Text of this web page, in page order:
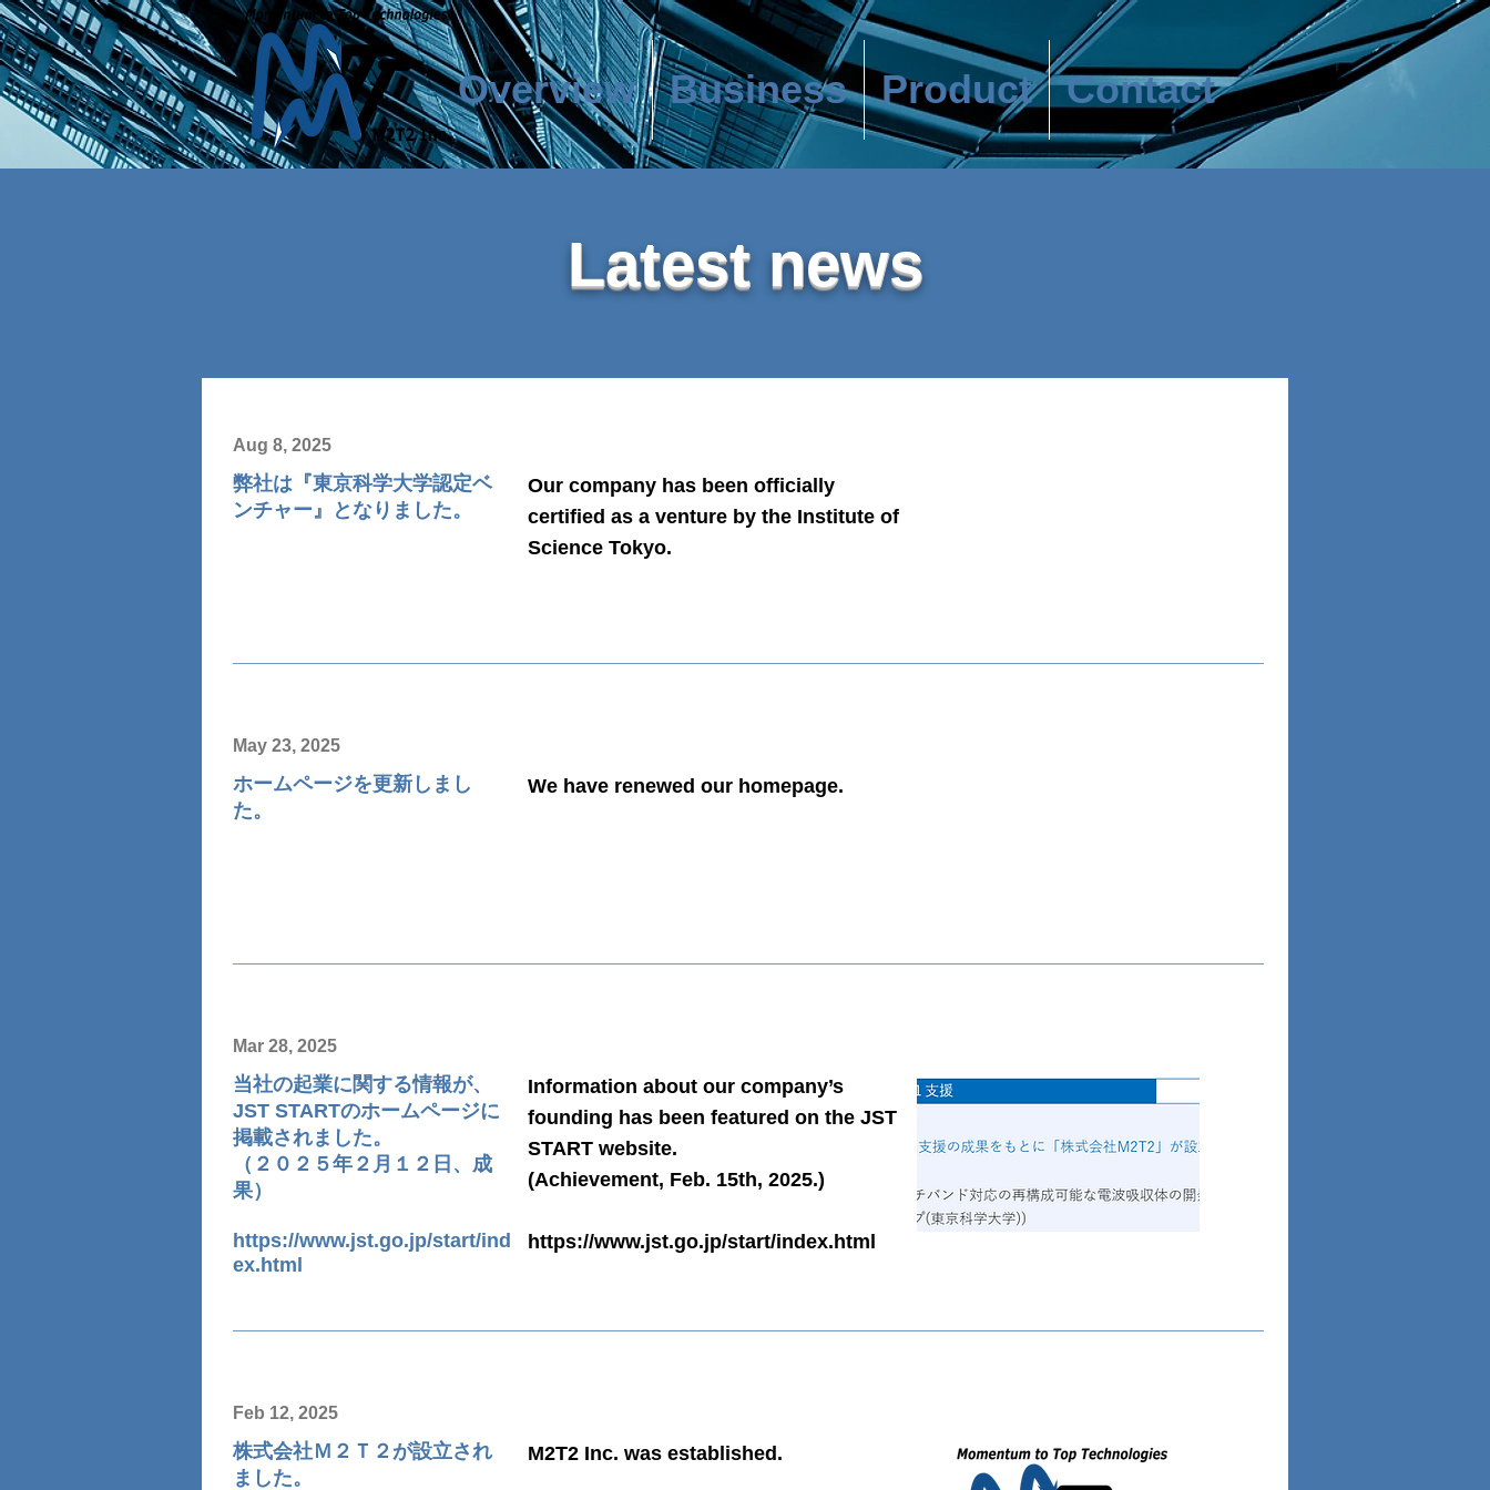
Overview Business Product Contact
Latest news
Aug 8, 2025
弊社は『東京科学大学認定ベ
ンチャー』となりました。
Our company has been officially
certified as a venture by the Institute of
Science Tokyo.
May 23, 2025
ホームページを更新しまし
た。
We have renewed our homepage.
Mar 28, 2025
当社の起業に関する情報が、
JST STARTのホームページに
掲載されました。
（２０２５年２月１２日、成
果）
https://www.jst.go.jp/start/ind
ex.html
Information about our company’s
founding has been featured on the JST
START website.
(Achievement, Feb. 15th, 2025.)
https://www.jst.go.jp/start/index.html
Feb 12, 2025
株式会社Ｍ２Ｔ２が設立され
ました。
M2T2 Inc. was established.